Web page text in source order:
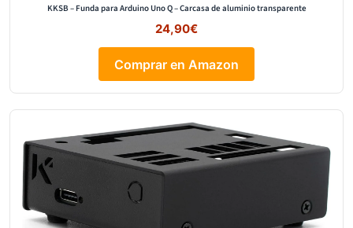
KKSB – Funda para Arduino Uno Q – Carcasa de aluminio transparente
24,90€
Comprar en Amazon